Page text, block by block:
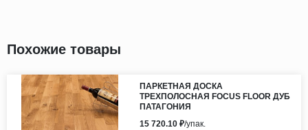
Похожие товары
ПАРКЕТНАЯ ДОСКА
ТРЕХПОЛОСНАЯ FOCUS FLOOR ДУБ
ПАТАГОНИЯ
15 720.10 ₽/упак.